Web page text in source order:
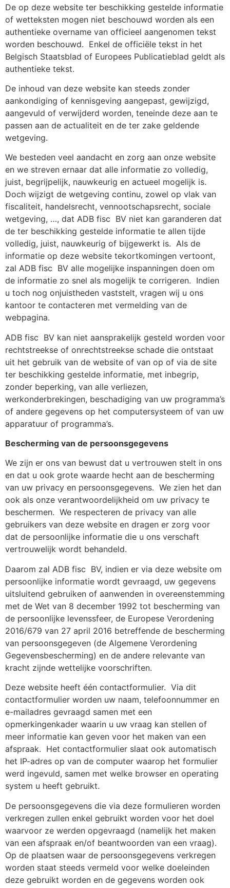
De op deze website ter beschikking gestelde informatie
of wetteksten mogen niet beschouwd worden als een
authentieke overname van officieel aangenomen tekst
worden beschouwd. Enkel de officiële tekst in het
Belgisch Staatsblad of Europees Publicatieblad geldt als
authentieke tekst.
De inhoud van deze website kan steeds zonder
aankondiging of kennisgeving aangepast, gewijzigd,
aangevuld of verwijderd worden, teneinde deze aan te
passen aan de actualiteit en de ter zake geldende
wetgeving.
We besteden veel aandacht en zorg aan onze website
en we streven ernaar dat alle informatie zo volledig,
juist, begrijpelijk, nauwkeurig en actueel mogelijk is.
Doch wijzigt de wetgeving continu, zowel op vlak van
fiscaliteit, handelsrecht, vennootschapsrecht, sociale
wetgeving, …, dat ADB fisc BV niet kan garanderen dat
de ter beschikking gestelde informatie te allen tijde
volledig, juist, nauwkeurig of bijgewerkt is. Als de
informatie op deze website tekortkomingen vertoont,
zal ADB fisc BV alle mogelijke inspanningen doen om
de informatie zo snel als mogelijk te corrigeren. Indien
u toch nog onjuistheden vaststelt, vragen wij u ons
kantoor te contacteren met vermelding van de
webpagina.
ADB fisc BV kan niet aansprakelijk gesteld worden voor
rechtstreekse of onrechtstreekse schade die ontstaat
uit het gebruik van de website of van op of via de site
ter beschikking gestelde informatie, met inbegrip,
zonder beperking, van alle verliezen,
werkonderbrekingen, beschadiging van uw programma’s
of andere gegevens op het computersysteem of van uw
apparatuur of programma’s.
Bescherming van de persoonsgegevens
We zijn er ons van bewust dat u vertrouwen stelt in ons
en dat u ook grote waarde hecht aan de bescherming
van uw privacy en persoonsgegevens. We zien het dan
ook als onze verantwoordelijkheid om uw privacy te
beschermen. We respecteren de privacy van alle
gebruikers van deze website en dragen er zorg voor
dat de persoonlijke informatie die u ons verschaft
vertrouwelijk wordt behandeld.
Daarom zal ADB fisc BV, indien er via deze website om
persoonlijke informatie wordt gevraagd, uw gegevens
uitsluitend gebruiken of aanwenden in overeenstemming
met de Wet van 8 december 1992 tot bescherming van
de persoonlijke levenssfeer, de Europese Verordening
2016/679 van 27 april 2016 betreffende de bescherming
van persoonsgegeven (de Algemene Verordening
Gegevensbescherming) en de andere relevante van
kracht zijnde wettelijke voorschriften.
Deze website heeft één contactformulier. Via dit
contactformulier worden uw naam, telefoonnummer en
e-mailadres gevraagd samen met een
opmerkingenkader waarin u uw vraag kan stellen of
meer informatie kan geven voor het maken van een
afspraak. Het contactformulier slaat ook automatisch
het IP-adres op van de computer waarop het formulier
werd ingevuld, samen met welke browser en operating
system u heeft gebruikt.
De persoonsgegevens die via deze formulieren worden
verkregen zullen enkel gebruikt worden voor het doel
waarvoor ze werden opgevraagd (namelijk het maken
van een afspraak en/of beantwoorden van een vraag).
Op de plaatsen waar de persoonsgegevens verkregen
worden staat steeds vermeld voor welke doeleinden
deze gebruikt worden en de gegevens worden ook